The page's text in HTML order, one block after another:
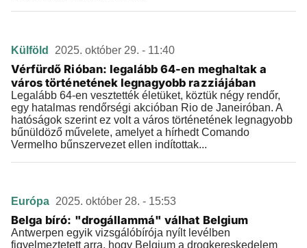
Külföld 2025. október 29. - 11:40
Vérfürdő Rióban: legalább 64-en meghaltak a
város történetének legnagyobb razziájában
Legalább 64-en vesztették életüket, köztük négy rendőr,
egy hatalmas rendőrségi akcióban Rio de Janeiróban. A
hatóságok szerint ez volt a város történetének legnagyobb
bűnüldöző művelete, amelyet a hírhedt Comando
Vermelho bűnszervezet ellen indítottak...
Európa 2025. október 28. - 15:53
Belga bíró: "drogállammá" válhat Belgium
Antwerpen egyik vizsgálóbírója nyílt levélben
figyelmeztetett arra, hogy Belgium a drogkereskedelem